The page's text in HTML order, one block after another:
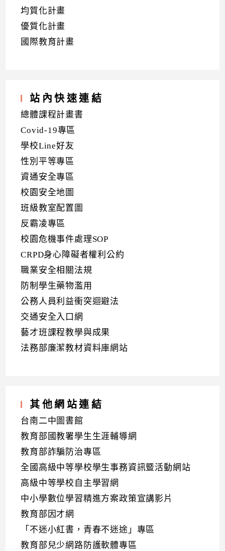
均質化計畫
優質化計畫
國際教育計畫
站內快速連結
總體課程計畫書
Covid-19專區
學校Line好友
性別平等專區
資通安全專區
校園安全地圖
班級教室配置圖
反霸凌專區
校園危機事件處理SOP
CRPD身心障礙者權利公約
職業安全相關法規
防制學生藥物濫用
公務人員利益衝突迴避法
交通安全入口網
藝才班課程教學與成果
法務部廉潔教材資料庫網站
其他網站連結
台南二中圖書館
教育部國教署學生生涯輔導網
教育部詐騙防治專區
全國高級中等學校學生事務資訊暨活動網站
高級中等學校自主學習網
中小學數位學習精進方案政策宣講影片
教育部因才網
「不迷小紅書，青春不迷途」專區
教育部兒少網路防護軟體專區